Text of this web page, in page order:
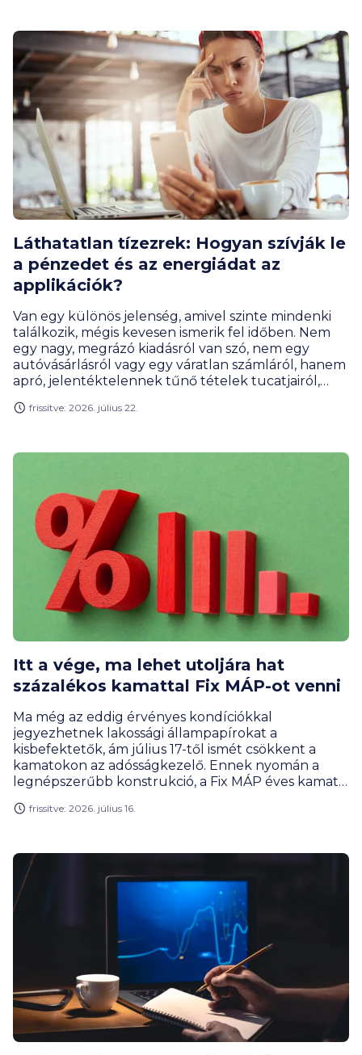
Láthatatlan tízezrek: Hogyan szívják le
a pénzedet és az energiádat az
applikációk?
Van egy különös jelenség, amivel szinte mindenki
találkozik, mégis kevesen ismerik fel időben. Nem
egy nagy, megrázó kiadásról van szó, nem egy
autóvásárlásról vagy egy váratlan számláról, hanem
apró, jelentéktelennek tűnő tételek tucatjairól,
a jövedelmünk egy jelentős részét. Az apró
százezres összeg a kezünkből, hogy nem tudjuk,
jelenség, és mit tehetünk ellene.
frissítve: 2026. július 22.
Itt a vége, ma lehet utoljára hat
százalékos kamattal Fix MÁP-ot venni
Ma még az eddig érvényes kondíciókkal
jegyezhetnek lakossági állampapírokat a
kisbefektetők, ám július 17-től ismét csökkent a
kamatokon az adósságkezelő. Ennek nyomán a
legnépszerűbb konstrukció, a Fix MÁP éves kamata
minden hónapban vágott a lakossági állampapírok
vásárlásait a bankok is igyekeznek ösztönözni.
frissítve: 2026. július 16.